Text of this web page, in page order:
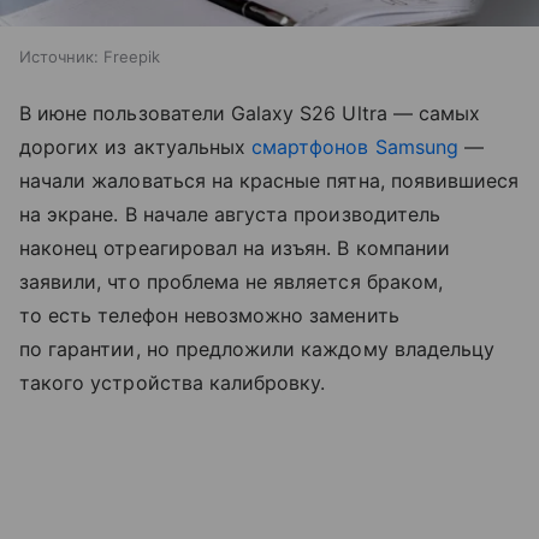
Источник: Freepik
В июне пользователи Galaxy S26 Ultra — самых
дорогих из актуальных смартфонов Samsung —
начали жаловаться на красные пятна, появившиеся
на экране. В начале августа производитель
наконец отреагировал на изъян. В компании
заявили, что проблема не является браком,
то есть телефон невозможно заменить
по гарантии, но предложили каждому владельцу
такого устройства калибровку.